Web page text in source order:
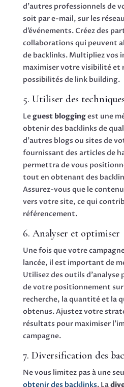
d’autres professionnels de
soit par e-mail, sur les
d’événements. Créez des
collaborations qui peuvent
de backlinks. Multipliez vos
maximiser votre visibilité et
possibilités de link building.
5. Utiliser des
Leguest bloggingest une
obtenir des backlinks de
d’autres blogs ou sites de
fournissant des articles de
permettra de vous
tout en obtenant des
Assurez-vous que le
vers votre site, ce qui
référencement.
6. Analyser et optimiser
Une fois que votre
lancée, il est important de
Utilisez des outils d’analyse
de votre positionnement
recherche, la quantité et la
obtenus. Ajustez votre
résultats pour maximiser
campagne.
7. Diversification des
Ne vous limitez pas à une
obtenir des backlinks. La